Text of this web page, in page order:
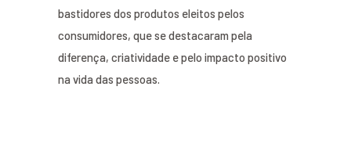
bastidores dos produtos eleitos pelos
consumidores, que se destacaram pela
diferença, criatividade e pelo impacto positivo
na vida das pessoas.